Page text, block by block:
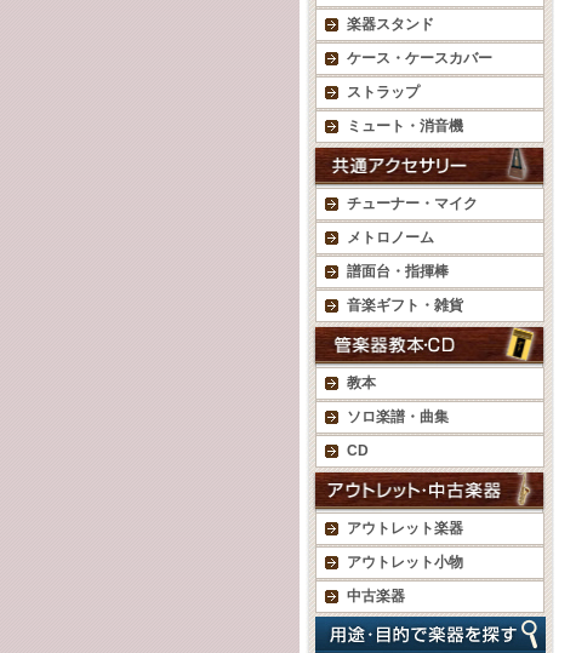
楽器スタンド
ケース・ケースカバー
ストラップ
ミュート・消音機
チューナー・マイク
メトロノーム
譜面台・指揮棒
音楽ギフト・雑貨
教本
ソロ楽譜・曲集
CD
アウトレット楽器
アウトレット小物
中古楽器